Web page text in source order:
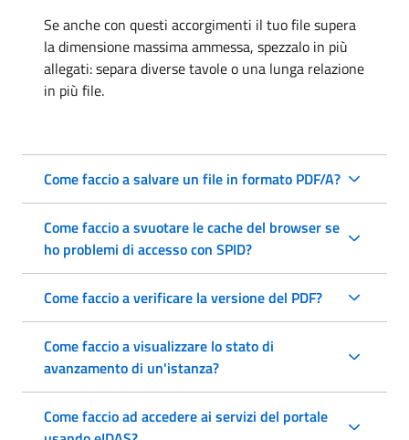
Se anche con questi accorgimenti il tuo file supera
la dimensione massima ammessa, spezzalo in più
allegati: separa diverse tavole o una lunga relazione
in più file.
Come faccio a salvare un file in formato PDF/A?
Come faccio a svuotare le cache del browser se
ho problemi di accesso con SPID?
Come faccio a verificare la versione del PDF?
Come faccio a visualizzare lo stato di
avanzamento di un'istanza?
Come faccio ad accedere ai servizi del portale